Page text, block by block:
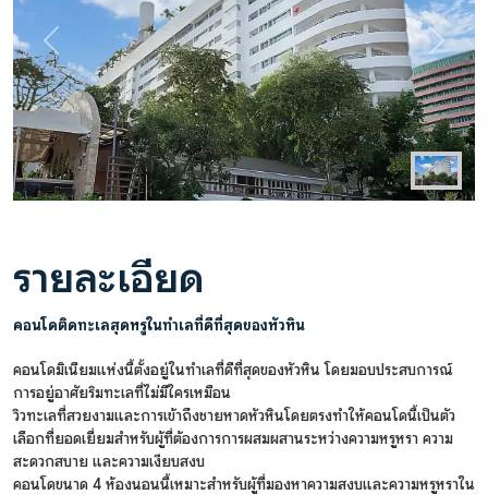
Previous Next
รายละเอียด
คอนโดติดทะเลสุดหรูในทำเลที่ดีที่สุดของหัวหิน
คอนโดมิเนียมแห่งนี้ตั้งอยู่ในทำเลที่ดีที่สุดของหัวหิน โดยมอบประสบการณ์
การอยู่อาศัยริมทะเลที่ไม่มีใครเหมือน
วิวทะเลที่สวยงามและการเข้าถึงชายหาดหัวหินโดยตรงทำให้คอนโดนี้เป็นตัว
เลือกที่ยอดเยี่ยมสำหรับผู้ที่ต้องการการผสมผสานระหว่างความหรูหรา ความ
สะดวกสบาย และความเงียบสงบ
คอนโดขนาด 4 ห้องนอนนี้เหมาะสำหรับผู้ที่มองหาความสงบและความหรูหราใน